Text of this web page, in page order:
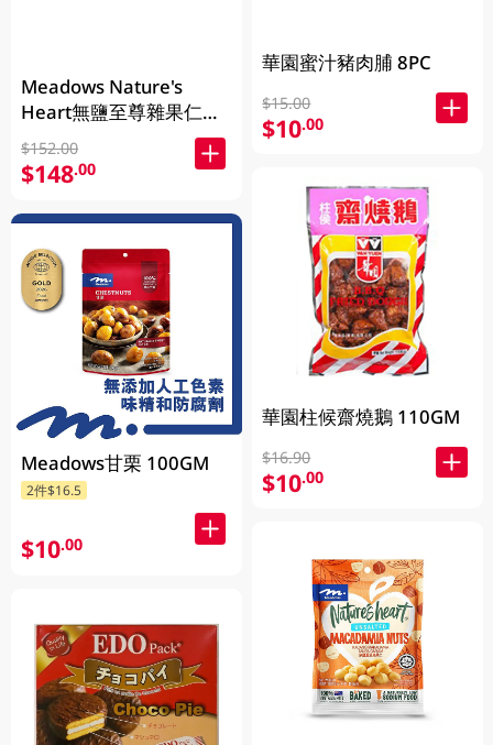
Meadows Nature's
Heart無鹽至尊雜果仁
1KG (包裝隨機發放)
$152.00
$148.00
Meadows甘栗 100GM
2件$16.5
$10.00
華園蜜汁豬肉脯 8PC
$15.00
$10.00
華園柱候齋燒鵝 110GM
$16.90
$10.00